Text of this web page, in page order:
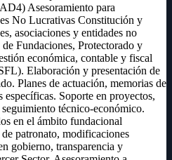
Asesoramiento para
No Lucrativas Constitución y
asociaciones y entidades no
Fundaciones, Protectorado y
económica, contable y fiscal
Elaboración y presentación de
Planes de actuación, memorias de
Soporte en proyectos,
técnico-económico.
en el ámbito fundacional
patronato, modificaciones
gobierno, transparencia y